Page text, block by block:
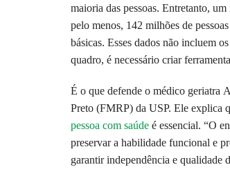
maioria das pessoas. Entretanto,
pelo menos, 142 milhões de
básicas. Esses dados não incluem
quadro, é necessário criar
É o que defende o médico geriatra
Preto (FMRP) da USP. Ele explica
pessoa com saúde é essencial. “O
preservar a habilidade funcional e
garantir independência e qualidade